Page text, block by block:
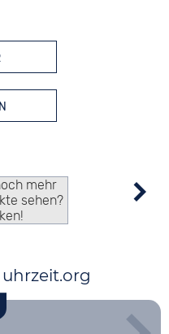
mehr
sehen?